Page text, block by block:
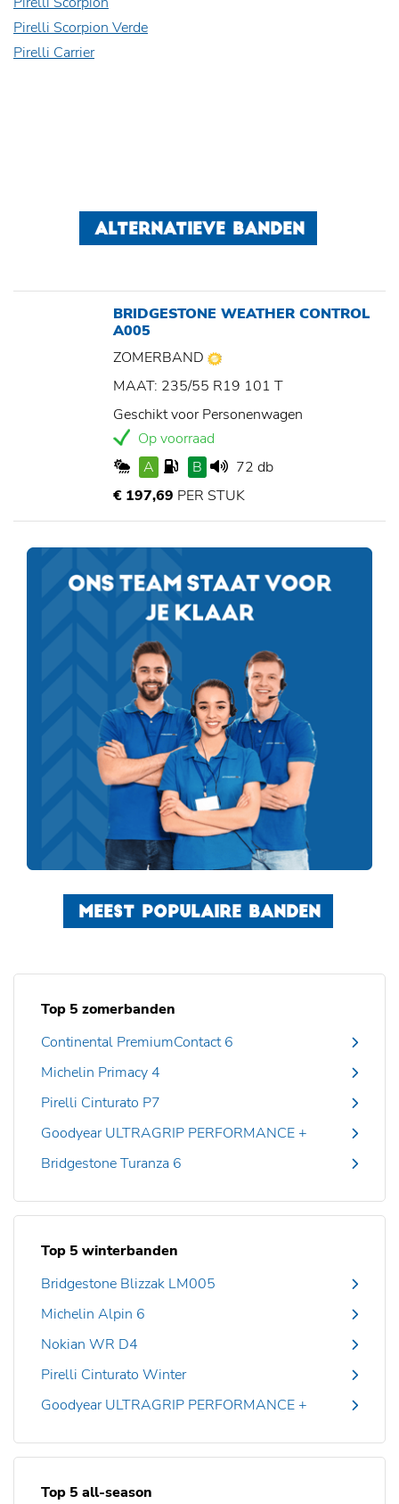
Pirelli Scorpion Verde
Pirelli Carrier
ALTERNATIEVE BANDEN
BRIDGESTONE WEATHER CONTROL
A005
ZOMERBAND
MAAT: 235/55 R19 101 T
Geschikt voor Personenwagen
Op voorraad
A
B
72 db
€ 197,69 PER STUK
MEEST POPULAIRE BANDEN
Top 5 zomerbanden
Continental PremiumContact 6
Michelin Primacy 4
Pirelli Cinturato P7
Goodyear ULTRAGRIP PERFORMANCE +
Bridgestone Turanza 6
Top 5 winterbanden
Bridgestone Blizzak LM005
Michelin Alpin 6
Nokian WR D4
Pirelli Cinturato Winter
Goodyear ULTRAGRIP PERFORMANCE +
Top 5 all-season